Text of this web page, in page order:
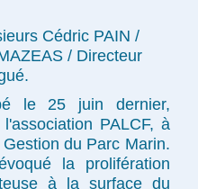
Cédric PAIN /
/ Directeur
le 25 juin dernier,
PALCF, à
du Parc Marin.
la prolifération
à la surface du